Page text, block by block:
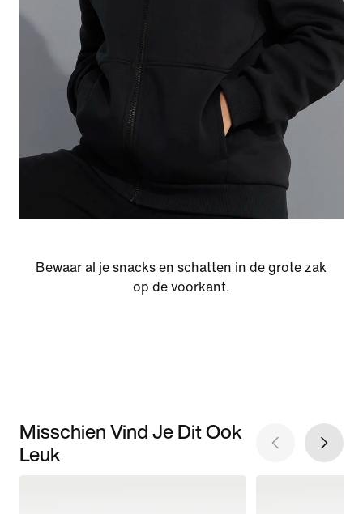
Bewaar al je snacks en schatten in de grote zak
op de voorkant.
Misschien Vind Je Dit Ook
Leuk